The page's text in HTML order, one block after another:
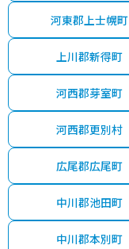
河東郡上士幌町
上川郡新得町
河西郡芽室町
河西郡更別村
広尾郡広尾町
中川郡池田町
中川郡本別町